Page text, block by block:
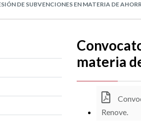
DE SUBVENCIONES EN MATERIA DE
materia
Renove.